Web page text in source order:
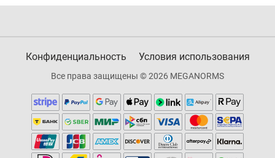
Конфиденциальность Условия использования
Все права защищены © 2026 MEGANORMS